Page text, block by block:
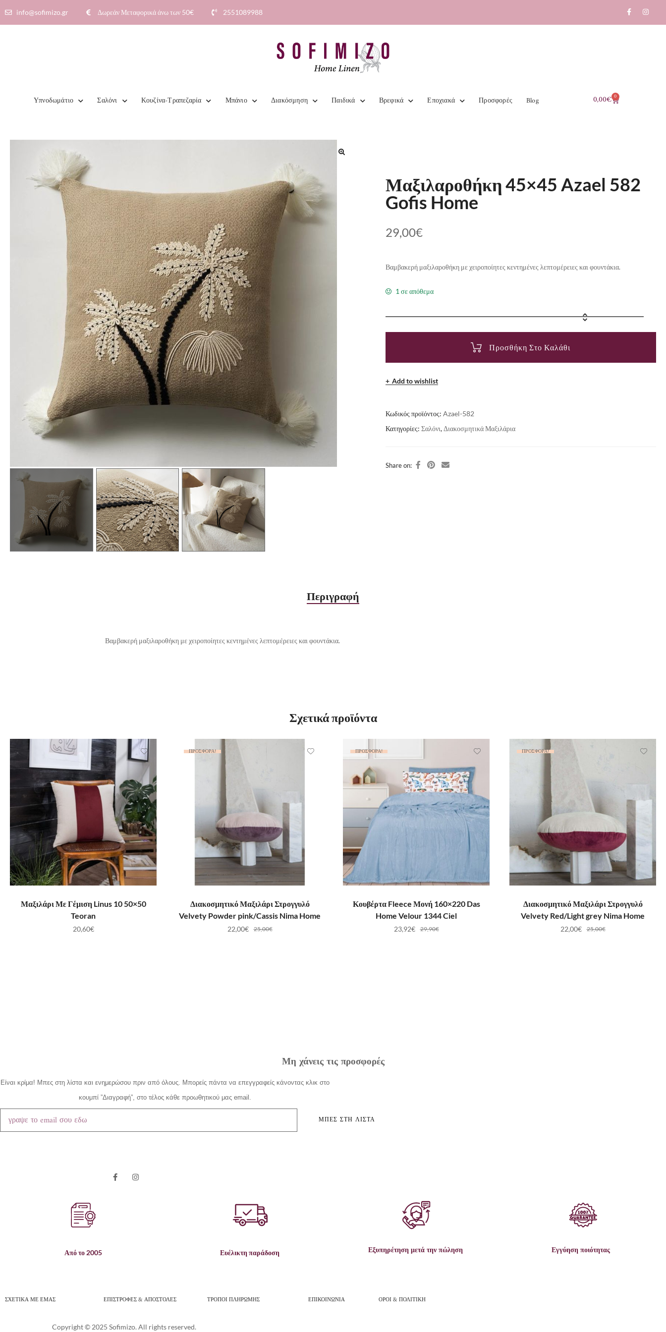
info@sofimizo.gr Δωρεάν Μεταφορικά άνω των 50€​ 2551089988
Υπνοδωμάτιο Σαλόνι Κουζίνα-Τραπεζαρία Μπάνιο Διακόσμηση Παιδικά Βρεφικά Εποχιακά Προσφορές Blog 0,00€ 0
Μαξιλαροθήκη 45×45 Azael 582
Gofis Home
29,00€
Βαμβακερή μαξιλαροθήκη με χειροποίητες κεντημένες λεπτομέρειες και φουντάκια.
1 σε απόθεμα
Προσθήκη Στο Καλάθι
Add to wishlist
Κωδικός προϊόντος: Azael-582
Κατηγορίες: Σαλόνι, Διακοσμητικά Μαξιλάρια
Share on:
Περιγραφή
Βαμβακερή μαξιλαροθήκη με χειροποίητες κεντημένες λεπτομέρειες και φουντάκια.
Σχετικά προϊόντα
ΠΡΟΣΘΉΚΗ ΣΤΟ ΚΑΛΆΘΙ
Μαξιλάρι Με Γέμιση Linus 10 50×50
Teoran
20,60€
ΠΡΟΣΦΟΡΆ!
ΠΡΟΣΘΉΚΗ ΣΤΟ ΚΑΛΆΘΙ
Διακοσμητικό Μαξιλάρι Στρογγυλό
Velvety Powder pink/Cassis Nima Home
25,00€
22,00€
ΠΡΟΣΦΟΡΆ!
ΠΡΟΣΘΉΚΗ ΣΤΟ ΚΑΛΆΘΙ
Κουβέρτα Fleece Μονή 160×220 Das
Home Velour 1344 Ciel
29,90€
23,92€
ΠΡΟΣΦΟΡΆ!
ΠΡΟΣΘΉΚΗ ΣΤΟ ΚΑΛΆΘΙ
Διακοσμητικό Μαξιλάρι Στρογγυλό
Velvety Red/Light grey Nima Home
25,00€
22,00€
Μη χάνεις τις προσφορές
Είναι κρίμα! Μπες στη λίστα και ενημερώσου πριν από όλους. Μπορείς πάντα να επεγγραφείς κάνοντας κλικ στο
κουμπί ”Διαγραφή”, στο τέλος κάθε προωθητικού μας email.
ΜΠΕΣ ΣΤΗ ΛΙΣΤΑ
Από το 2005 Ευέλικτη παράδοση Εξυπηρέτηση μετά την πώληση Εγγύηση ποιότητας
ΣΧΕΤΙΚΑ ΜΕ ΕΜΑΣ ΕΠΙΣΤΡΟΦΕΣ & ΑΠΟΣΤΟΛΕΣ ΤΡΟΠΟΙ ΠΛΗΡΩΜΗΣ ΕΠΙΚΟΙΝΩΝΙΑ ΟΡΟΙ & ΠΟΛΙΤΙΚΗ
Copyright © 2025 Sofimizo. All rights reserved.